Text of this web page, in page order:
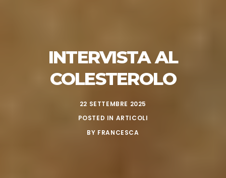
INTERVISTA AL
COLESTEROLO
22 SETTEMBRE 2025
POSTED IN ARTICOLI
BY FRANCESCA